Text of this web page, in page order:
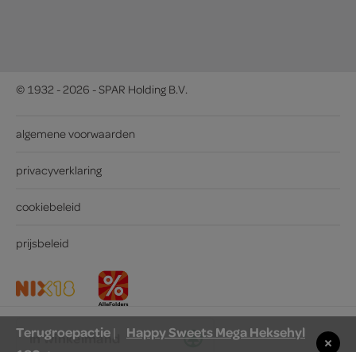
in winkelmand
© 1932 - 2026 - SPAR Holding B.V.
algemene voorwaarden
privacyverklaring
cookiebeleid
prijsbeleid
Terugroepactie|
Happy Sweets Mega Heksehyl